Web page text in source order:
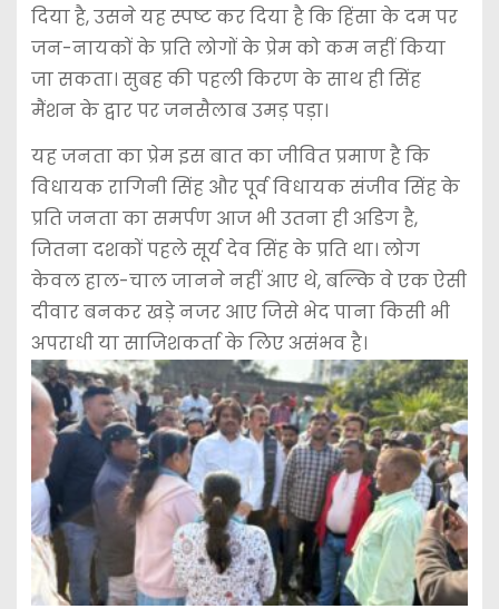
दिया है, उसने यह स्पष्ट कर दिया है कि हिंसा के दम पर
जन-नायकों के प्रति लोगों के प्रेम को कम नहीं किया
जा सकता। सुबह की पहली किरण के साथ ही सिंह
मैंशन के द्वार पर जनसैलाब उमड़ पड़ा।
यह जनता का प्रेम इस बात का जीवित प्रमाण है कि
विधायक रागिनी सिंह और पूर्व विधायक संजीव सिंह के
प्रति जनता का समर्पण आज भी उतना ही अडिग है,
जितना दशकों पहले सूर्य देव सिंह के प्रति था। लोग
केवल हाल-चाल जानने नहीं आए थे, बल्कि वे एक ऐसी
दीवार बनकर खड़े नजर आए जिसे भेद पाना किसी भी
अपराधी या साजिशकर्ता के लिए असंभव है।